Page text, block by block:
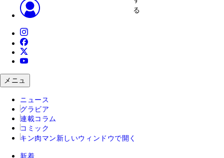
る
メニュ
ニュース
グラビア
連載コラム
コミック
キン肉マン 新しいウィンドウで開く
新着